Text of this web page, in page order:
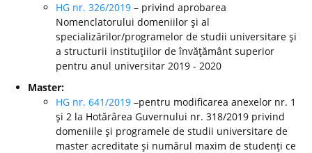
HG nr. 326/2019 – privind aprobarea
Nomenclatorului domeniilor şi al
specializărilor/programelor de studii universitare şi
a structurii instituţiilor de învăţământ superior
pentru anul universitar 2019 - 2020
Master:
HG nr. 641/2019 –pentru modificarea anexelor nr. 1
şi 2 la Hotărârea Guvernului nr. 318/2019 privind
domeniile şi programele de studii universitare de
master acreditate şi numărul maxim de studenţi ce